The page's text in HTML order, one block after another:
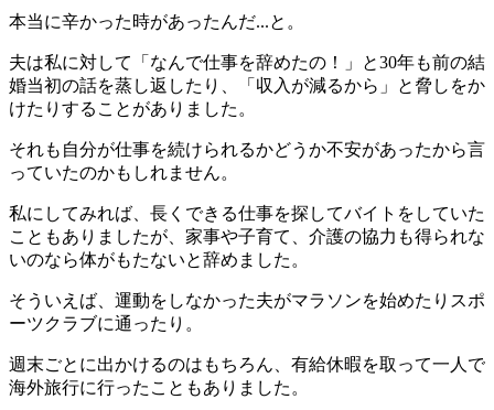
本当に辛かった時があったんだ...と。
夫は私に対して「なんで仕事を辞めたの！」と30年も前の結
婚当初の話を蒸し返したり、「収入が減るから」と脅しをか
けたりすることがありました。
それも自分が仕事を続けられるかどうか不安があったから言
っていたのかもしれません。
私にしてみれば、長くできる仕事を探してバイトをしていた
こともありましたが、家事や子育て、介護の協力も得られな
いのなら体がもたないと辞めました。
そういえば、運動をしなかった夫がマラソンを始めたりスポ
ーツクラブに通ったり。
週末ごとに出かけるのはもちろん、有給休暇を取って一人で
海外旅行に行ったこともありました。